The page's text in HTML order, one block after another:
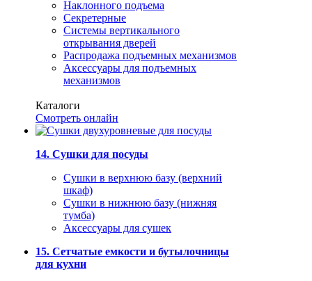
Наклонного подъема
Секретерные
Системы вертикального
открывания дверей
Распродажа подъемных механизмов
Аксессуары для подъемных
механизмов
Каталоги
Смотреть онлайн
14. Сушки для посуды
Сушки в верхнюю базу (верхний
шкаф)
Сушки в нижнюю базу (нижняя
тумба)
Аксессуары для сушек
15. Сетчатые емкости и бутылочницы
для кухни